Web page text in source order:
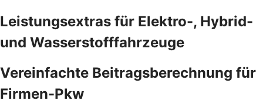
Leistungsextras für Elektro-, Hybrid-
und Wasserstofffahrzeuge
Vereinfachte Beitragsberechnung für
Firmen-Pkw